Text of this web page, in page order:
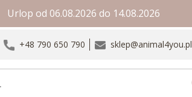
Urlop od 06.08.2026 do 14.08.2026
+48 790 650 790 sklep@animal4you.pl